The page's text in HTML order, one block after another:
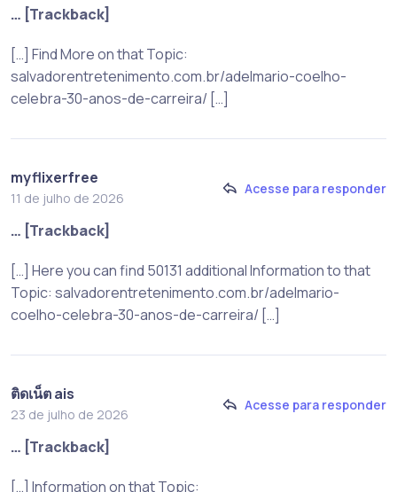
… [Trackback]
[…] Find More on that Topic:
salvadorentretenimento.com.br/adelmario-coelho-
celebra-30-anos-de-carreira/ […]
myflixerfree
11 de julho de 2026
Acesse para responder
… [Trackback]
[…] Here you can find 50131 additional Information to that
Topic: salvadorentretenimento.com.br/adelmario-
coelho-celebra-30-anos-de-carreira/ […]
ติดเน็ต ais
23 de julho de 2026
Acesse para responder
… [Trackback]
[…] Information on that Topic: